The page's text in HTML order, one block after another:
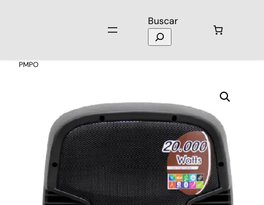
Buscar
PMPO